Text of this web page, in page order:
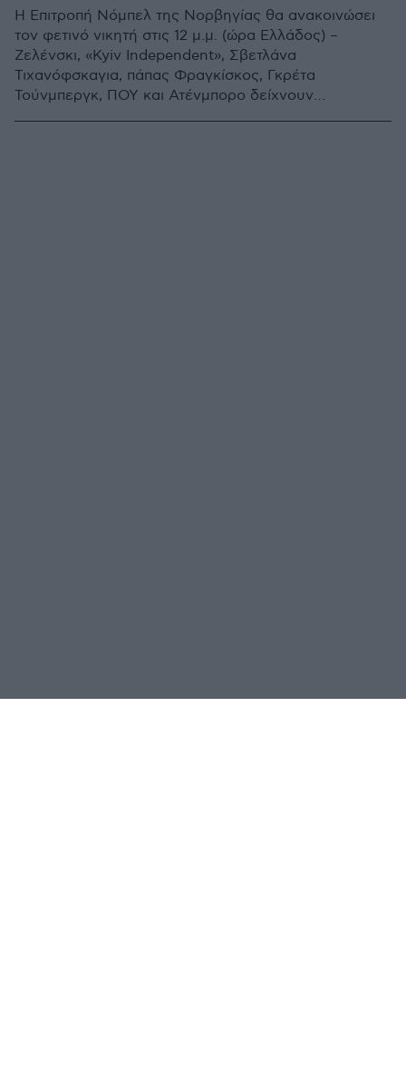
Η Επιτροπή Νόμπελ της Νορβηγίας θα ανακοινώσει
τον φετινό νικητή στις 12 μ.μ. (ώρα Ελλάδος) –
Ζελένσκι, «Kyiv Independent», Σβετλάνα
Τιχανόφσκαγια, πάπας Φραγκίσκος, Γκρέτα
Τούνμπεργκ, ΠΟΥ και Ατένμπορο δείχνουν